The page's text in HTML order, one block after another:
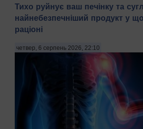
Тихо руйнує ваш печінку та
найнебезпечніший продукт у
раціоні
четвер, 6 серпень 2026, 22:10